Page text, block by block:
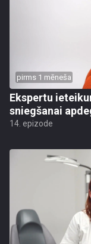
pirms 1 mēneša
Ekspertu
sniegšanai
14. epizode